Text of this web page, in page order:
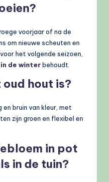
voorjaar of na de
om nieuwe scheuten en
het volgende seizoen,
de winterbehoudt.
hout is?
bruin van kleur, met
zijn groen en flexibel en
in pot
in de tuin?